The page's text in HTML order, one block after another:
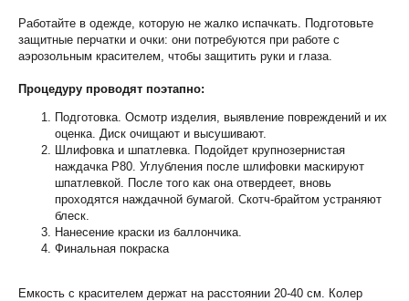
Работайте в одежде, которую не жалко испачкать. Подготовьте
защитные перчатки и очки: они потребуются при работе с
аэрозольным красителем, чтобы защитить руки и глаза.
Процедуру проводят поэтапно:
Подготовка. Осмотр изделия, выявление повреждений и их
оценка. Диск очищают и высушивают.
Шлифовка и шпатлевка. Подойдет крупнозернистая
наждачка Р80. Углубления после шлифовки маскируют
шпатлевкой. После того как она отвердеет, вновь
проходятся наждачной бумагой. Скотч-брайтом устраняют
блеск.
Нанесение краски из баллончика.
Финальная покраска
Емкость с красителем держат на расстоянии 20-40 см. Колер